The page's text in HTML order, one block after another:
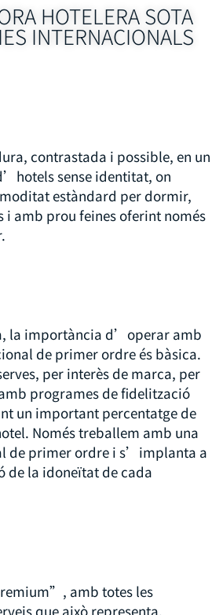
HOTELERA SOTA
INTERNACIONALS
contrastada i possible, en un
sense identitat, on
estàndard per dormir,
i amb prou feines oferint només
la importància d’operar amb
de primer ordre és bàsica.
per interès de marca, per
programes de fidelització
un important percentatge de
Només treballem amb una
de primer ordre i s’implanta a
de la idoneïtat de cada
amb totes les
que això representa.